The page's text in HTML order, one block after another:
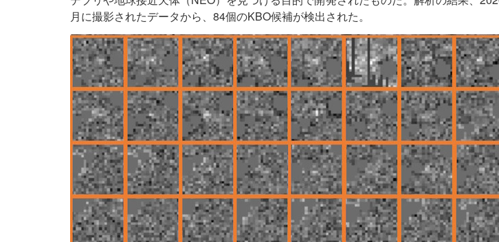
月に撮影されたデータから、84個のKBO候補が検出された。